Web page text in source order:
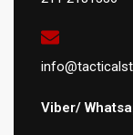
Viber/